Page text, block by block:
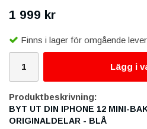
1 999 kr
Finns i lager för omgående
Lägg i
Produktbeskrivning:
BYT UT DIN IPHONE 12 MINI-
ORIGINALDELAR - BLÅ